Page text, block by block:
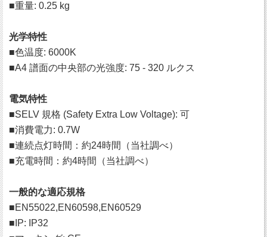
■重量: 0.25 kg
光学特性
■色温度: 6000K
■A4 譜面の中央部の光強度: 75 - 320 ルクス
電気特性
■SELV 規格 (Safety Extra Low Voltage): 可
■消費電力: 0.7W
■連続点灯時間：約24時間（当社調べ）
■充電時間：約4時間（当社調べ）
一般的な適応規格
■EN55022,EN60598,EN60529
■IP: IP32